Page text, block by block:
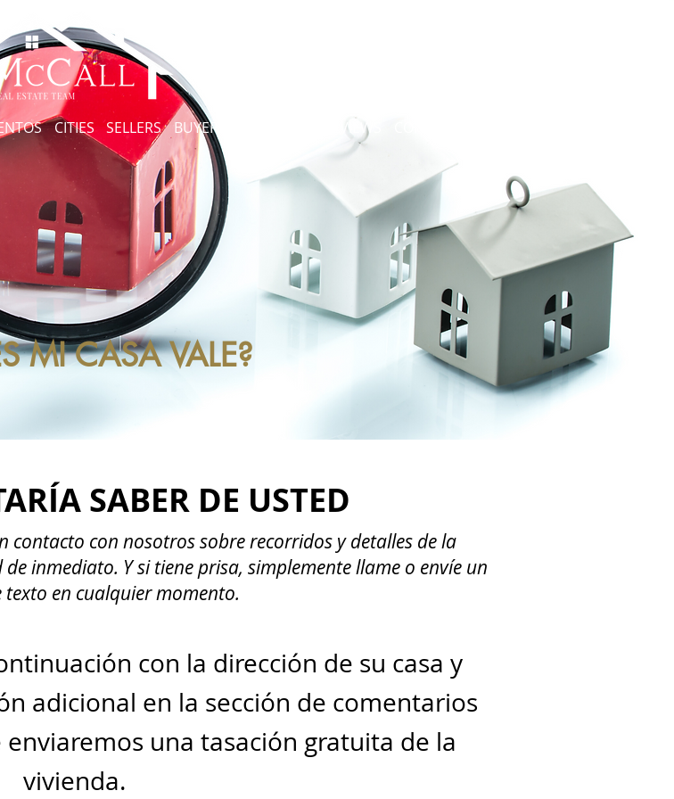
CITIES SELLERS BUYERS REVIEWS
MI CASA VALE?
SABER DE USTED
contacto con nosotros sobre recorridos y detalles de la
inmediato. Y si tiene prisa, simplemente llame o envíe un
texto en cualquier momento.
con la dirección de su casa y
adicional en la sección de comentarios
una tasación gratuita de la
vivienda.